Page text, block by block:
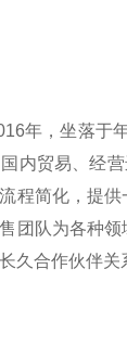
年，坐落于
内贸易、经
程简化，提
团队为各种
久合作伙伴关